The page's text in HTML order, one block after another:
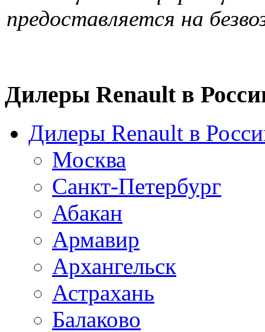
предоставляется на
Дилеры Renault в
Дилеры Renault в
Москва
Санкт-Петербург
Абакан
Армавир
Архангельск
Астрахань
Балаково